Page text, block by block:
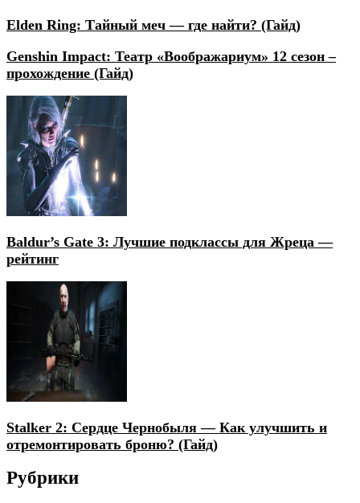
Elden Ring: Тайный меч — где найти? (Гайд)
Genshin Impact: Театр «Воображариум» 12 сезон –
прохождение (Гайд)
Baldur’s Gate 3: Лучшие подклассы для Жреца —
рейтинг
Stalker 2: Сердце Чернобыля — Как улучшить и
отремонтировать броню? (Гайд)
Рубрики